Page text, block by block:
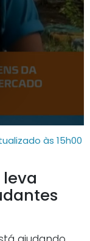
às 15h00
leva